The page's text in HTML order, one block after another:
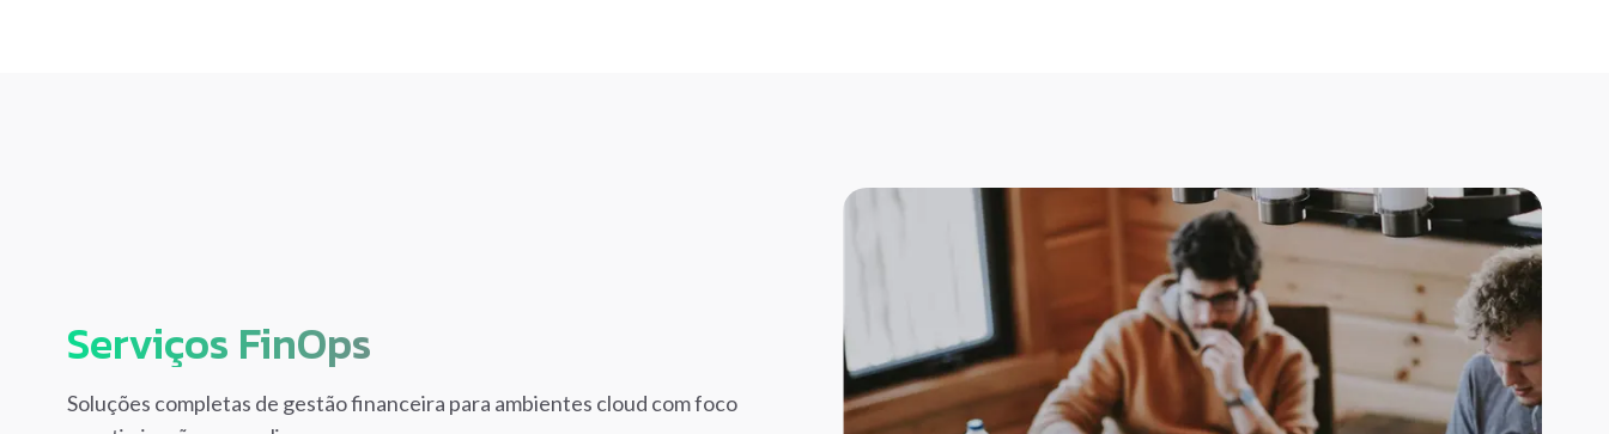
Serviços FinOps
Soluções completas de gestão financeira para ambientes cloud com foco